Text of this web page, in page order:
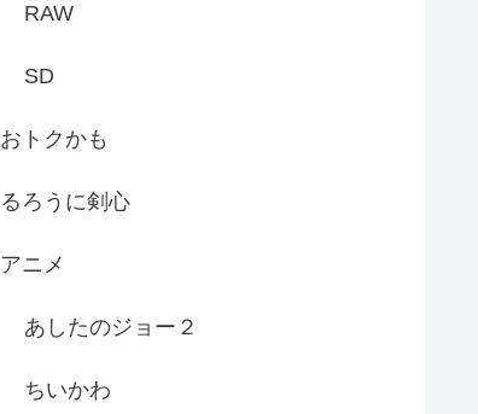
RAW
SD
おトクかも
るろうに剣心
アニメ
あしたのジョー２
ちいかわ